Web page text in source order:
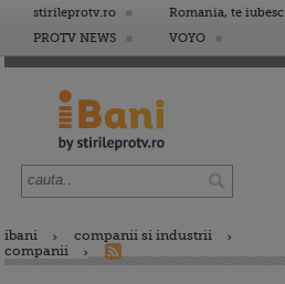
stirileprotv.ro Romania, te iubesc
PROTV NEWS
VOYO
ibani
companii si industrii
companii